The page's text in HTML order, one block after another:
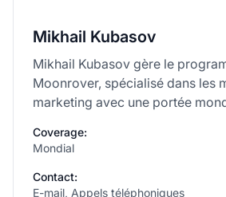
Mikhail Kubasov
Mikhail Kubasov gère le
Moonrover, spécialisé dans les
marketing avec une portée
Coverage:
Mondial
Contact:
E-mail, Appels téléphoniques